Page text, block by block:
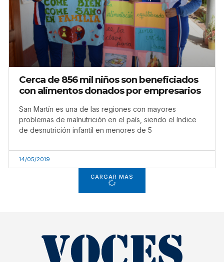
Cerca de 856 mil niños son beneficiados
con alimentos donados por empresarios
San Martín es una de las regiones con mayores
problemas de malnutrición en el país, siendo el índice
de desnutrición infantil en menores de 5
14/05/2019
CARGAR MÁS